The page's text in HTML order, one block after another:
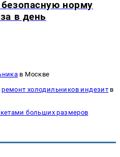
норму
в день
в Москве
ремонт холодильников индезит в
больших размеров